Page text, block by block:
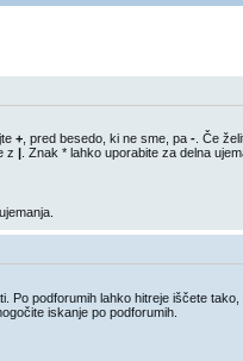
+ , pred besedo, ki ne sme, pa - . Če
z | . Znak * lahko uporabite za delna
Po podforumih lahko hitreje iščete tako,
iskanje po podforumih.